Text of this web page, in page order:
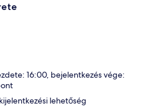
16:00, bejelentkezés vége:
lehetőség